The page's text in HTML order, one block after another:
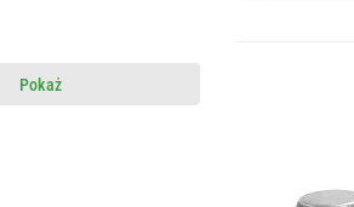
Pokaż